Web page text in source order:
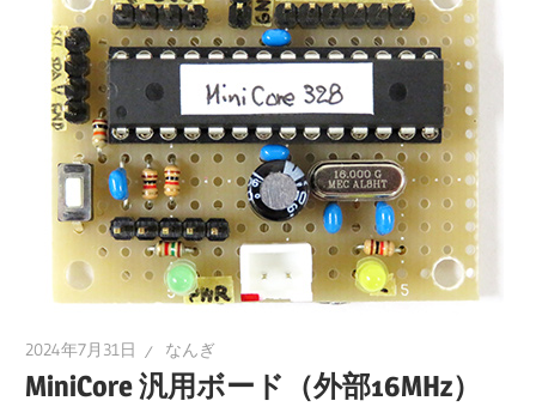
2024年7月31日 なんぎ
MiniCore 汎用ボード（外部16MHz）